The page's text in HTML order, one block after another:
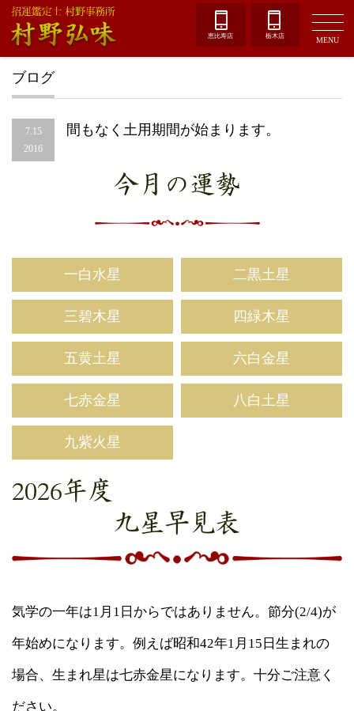
恵比寿店 栃木店 MENU
ブログ
7.15
2016
間もなく土用期間が始まります。
今月の運勢
一白水星 二黒土星
三碧木星 四緑木星
五黄土星 六白金星
七赤金星 八白土星
九紫火星
2026年度
九星早見表
気学の一年は1月1日からではありません。節分(2/4)が
年始めになります。例えば昭和42年1月15日生まれの
場合、生まれ星は七赤金星になります。十分ご注意く
ださい。